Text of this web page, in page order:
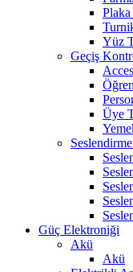
Plaka
Yüz
Geçiş
Üye
Güç Elektroniği
Akü
Akü